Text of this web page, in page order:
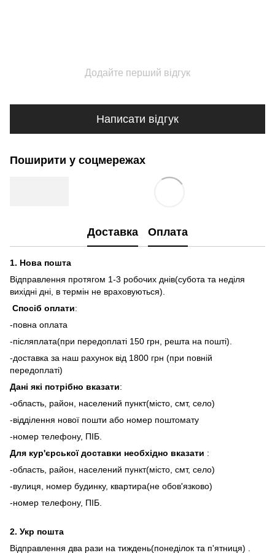
Додайте перший відгук
Написати відгук
Поширити у соцмережах
Доставка Оплата
1. Нова пошта
Відправлення протягом 1-3 робочих днів(субота та неділя
вихідні дні, в термін не враховуються).
Спосіб оплати:
-повна оплата
-післяплата(при передоплаті 150 грн, решта на пошті).
-доставка за наш рахунок від 1800 грн (при повній
передоплаті)
Дані які потрібно вказати:
-область, район, населений пункт(місто, смт, село)
-відділення нової пошти або номер поштомату
-номер телефону, ПІБ.
Для кур'єрської доставки необхідно вказати :
-область, район, населений пункт(місто, смт, село)
-вулиця, номер будинку, квартира(не обов'язково)
-номер телефону, ПІБ.
2. Укр пошта
Відправлення два рази на тиждень(понеділок та п'ятниця) .